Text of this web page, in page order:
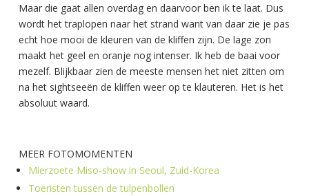
Maar die gaat allen overdag en daarvoor ben ik te laat. Dus
wordt het traplopen naar het strand want van daar zie je pas
echt hoe mooi de kleuren van de kliffen zijn. De lage zon
maakt het geel en oranje nog intenser. Ik heb de baai voor
mezelf. Blijkbaar zien de meeste mensen het niet zitten om
na het sightseeën de kliffen weer op te klauteren. Het is het
absoluut waard.
MEER FOTOMOMENTEN
Mierzoete Miso-show in Seoul, Zuid-Korea
Toeristen tussen de tulpenbollen